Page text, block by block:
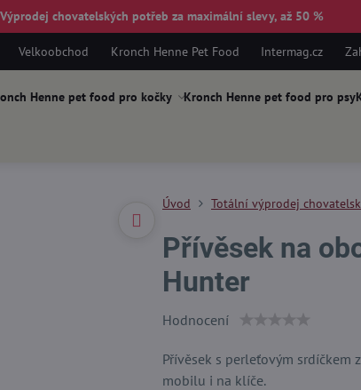
Výprodej chovatelských potřeb za maximální slevy, až 50 %
Velkoobchod Kronch Henne Pet Food Intermag.cz
Henne pet food pro kočky Kronch Henne pet food pro psy
Úvod Totální výprodej
Přívěsek na
Hunter
Hodnocení
Přívěsek s perleťovým
mobilu i na klíče.